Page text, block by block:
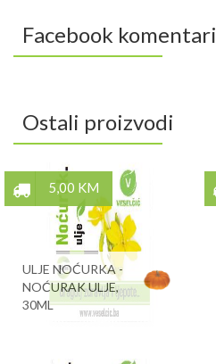
Facebook komentari
Ostali proizvodi
5,00 KM
ULJE NOĆURKA -
NOĆURAK ULJE,
30ML